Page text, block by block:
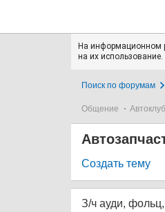
На информационном
на их использование.
Поиск по форумам
Общение Автоклуб
Создать тему
З/ч ауди,